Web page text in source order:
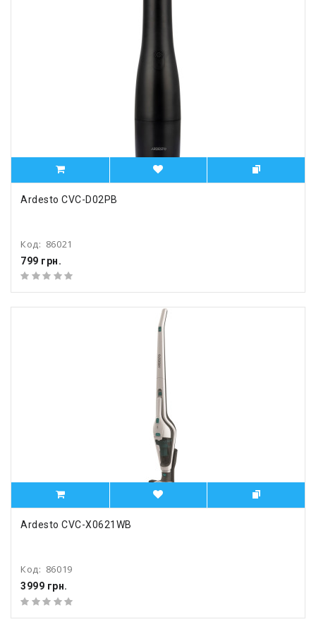
Ardesto CVC-D02PB
Код: 86021
799 грн.
Ardesto CVC-X0621WB
Код: 86019
3999 грн.